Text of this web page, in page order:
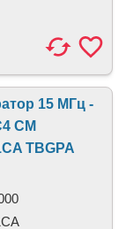
15 МГц -
CM
TBGPA